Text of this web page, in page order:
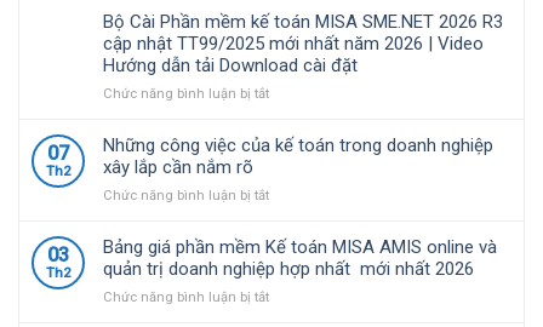
được
nhiều
doanh
nghiệp
Việt
chọ
SME.NET
2026
R4.1
cập
nhật
mới
nhất
2026
Video
Hướng
dẫn
tải
định
68/2026/NĐ-
CP
quy
định
chính
sách
và
lý
thuế
đối
với
Bộ Cài Phần mềm kế toán MISA SME.NET 2026 R3
cập nhật TT99/2025 mới nhất năm 2026 | Video
Hướng dẫn tải Download cài đặt
Chức năng bình luận bị tắtở
Phần
kế
MISA
SME.NET
2026
R3
07
Th2
Những công việc của kế toán trong doanh nghiệp
xây lắp cần nắm rõ
Chức năng bình luận bị tắtở
công
việc
của
kế
03
Th2
Bảng giá phần mềm Kế toán MISA AMIS online và
quản trị doanh nghiệp hợp nhất mới nhất 2026
Chức năng bình luận bị tắtở